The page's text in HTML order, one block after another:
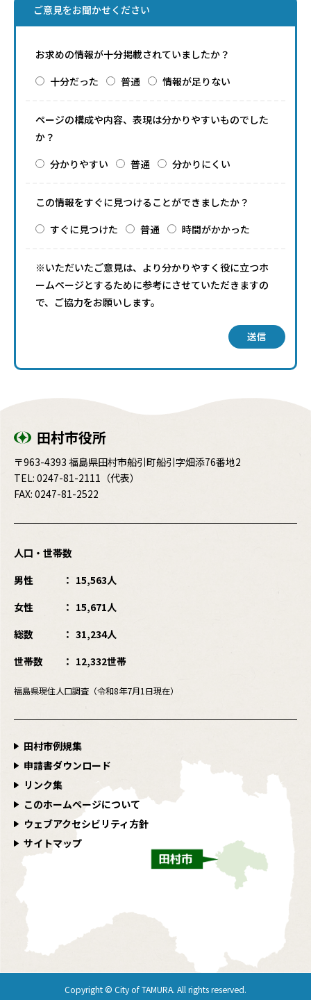
ご意見をお聞かせください
お求めの情報が十分掲載されていましたか？
十分だった
普通 情報が足りない
ページの構成や内容、表現は分かりやすいものでした
か？
分かりやすい
普通 分かりにくい
この情報をすぐに見つけることができましたか？
すぐに見つけた
普通 時間がかかった
※いただいたご意見は、より分かりやすく役に立つホ
ームページとするために参考にさせていただきますの
で、ご協力をお願いします。
送信
田村市役所
〒963-4393 福島県田村市船引町船引字畑添76番地2
TEL: 0247-81-2111 （代表）
FAX: 0247-81-2522
人口・世帯数
男性
15,563人
女性
15,671人
総数
31,234人
世帯数
12,332世帯
福島県現住人口調査（令和8年7月1日現在）
田村市例規集
申請書ダウンロード
リンク集
このホームページについて
ウェブアクセシビリティ方針
サイトマップ
Copyright © City of TAMURA. All rights reserved.